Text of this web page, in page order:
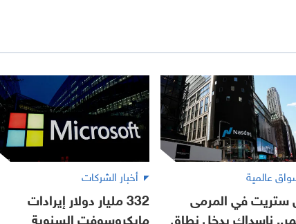
عالمية
ستريت في المرمى
ناسداك يدخل نطاق
أخبار الشركات
332 مليار دولار إيرادات
مايكروسوفت السنوية